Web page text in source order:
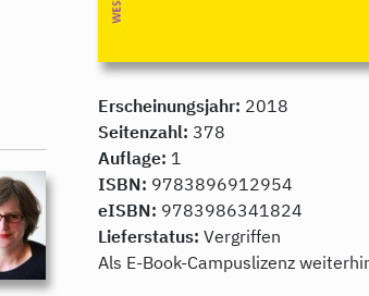
Erscheinungsjahr: 2018
Seitenzahl: 378
Auflage: 1
ISBN: 9783896912954
eISBN: 9783986341824
Lieferstatus: Vergriffen
Als E-Book-Campuslizenz